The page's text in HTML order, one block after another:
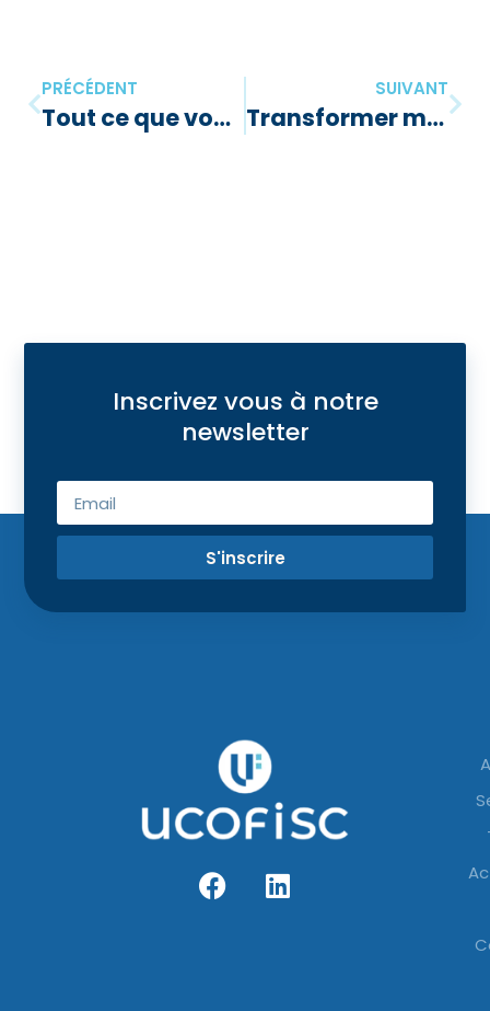
PRÉCÉDENT
Tout ce que vous devez savoir sur la check-list bilan en comptabilité
SUIVANT
Transformer mon véhicule en utilitaire : critères et déductions de TVA
Inscrivez vous à notre
newsletter
S'inscrire